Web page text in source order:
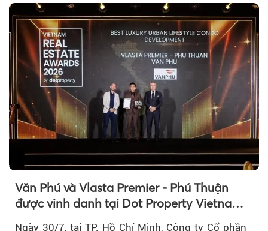
Văn Phú và Vlasta Premier - Phú Thuận
được vinh danh tại Dot Property Vietnam
Ngày 30/7, tại TP. Hồ Chí Minh, Công ty Cổ phần